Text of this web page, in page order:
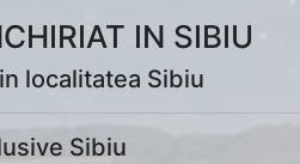
IN SIBIU
localitatea Sibiu
Sibiu